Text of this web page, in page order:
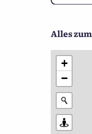
Alles
+
−